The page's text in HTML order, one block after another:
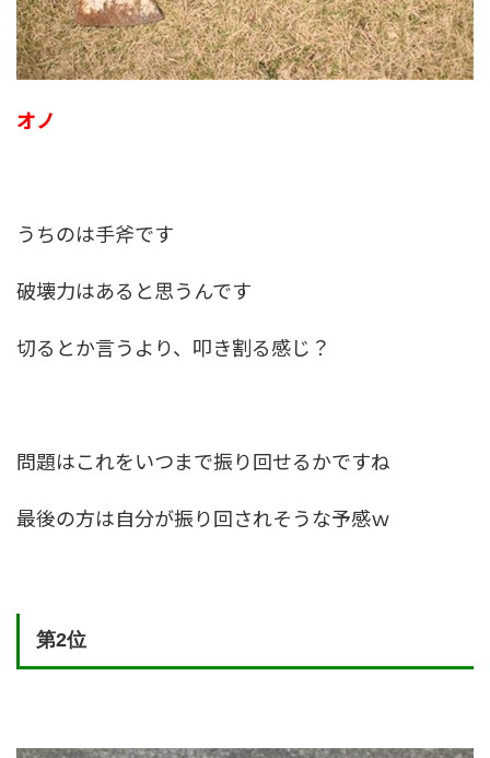
オノ
うちのは手斧です
破壊力はあると思うんです
切るとか言うより、叩き割る感じ？
問題はこれをいつまで振り回せるかですね
最後の方は自分が振り回されそうな予感ｗ
第2位